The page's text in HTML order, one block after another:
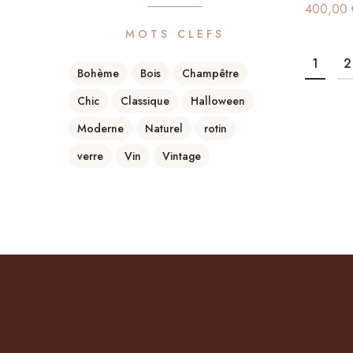
400,00
1 2
MOTS CLEFS
Bohème Bois
Champêtre
Chic
Classique
Halloween
Moderne
Naturel
rotin
verre
Vin Vintage